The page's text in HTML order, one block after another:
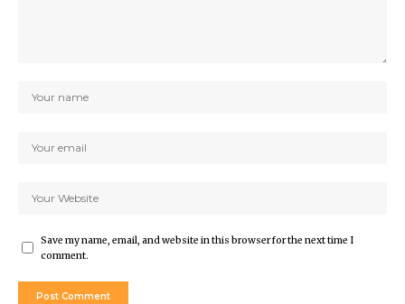
Save my name, email, and website in this browser for the next time I
comment.